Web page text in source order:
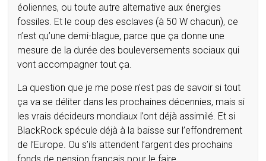
éoliennes, ou toute autre alternative aux énergies
fossiles. Et le coup des esclaves (à 50 W chacun), ce
n’est qu’une demi-blague, parce que ça donne une
mesure de la durée des bouleversements sociaux qui
vont accompagner tout ça.
La question que je me pose n’est pas de savoir si tout
ça va se déliter dans les prochaines décennies, mais si
les vrais décideurs mondiaux l’ont déjà assimilé. Et si
BlackRock spécule déjà à la baisse sur l’effondrement
de l’Europe. Ou s’ils attendent l’argent des prochains